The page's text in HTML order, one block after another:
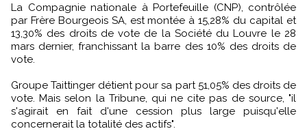
La Compagnie nationale à Portefeuille (CNP), contrôlée
par Frère Bourgeois SA, est montée à 15,28% du capital et
13,30% des droits de vote de la Société du Louvre le 28
mars dernier, franchissant la barre des 10% des droits de
vote.
Groupe Taittinger détient pour sa part 51,05% des droits de
vote. Mais selon la Tribune, qui ne cite pas de source, "il
s'agirait en fait d'une cession plus large puisqu'elle
concernerait la totalité des actifs".